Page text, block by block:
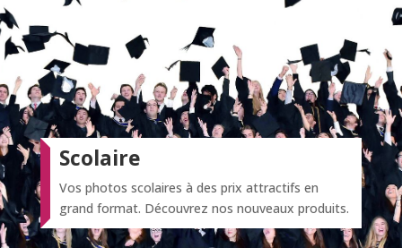
Scolaire
Vos photos scolaires à des prix attractifs en
grand format. Découvrez nos nouveaux produits.